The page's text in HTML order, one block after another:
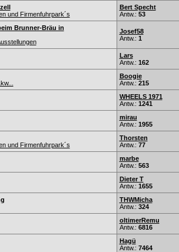
und Firmenfuhrpark´s
Bert Specht
Antw.: 53
Brunner-Bräu in
Josef58
Antw.: 1
Lars
Antw.: 162
Boogie
Antw.: 215
WHEELS 1971
Antw.: 1241
mirau
Antw.: 1955
und Firmenfuhrpark´s
Thorsten
Antw.: 77
marbe
Antw.: 563
Dieter T
Antw.: 1655
THWMicha
Antw.: 324
oltimerRemu
Antw.: 6816
Hagü
Antw.: 7464